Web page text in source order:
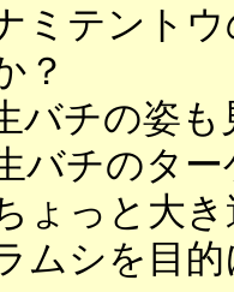
ミテント
？
バチの姿
バチのタ
ょっと大
ムシを目